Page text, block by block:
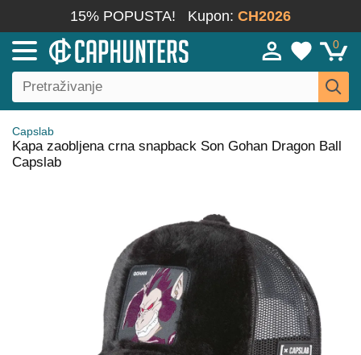
15% POPUSTA! Kupon: CH2026
0
Capslab
Kapa zaobljena crna snapback Son Gohan Dragon Ball
Capslab